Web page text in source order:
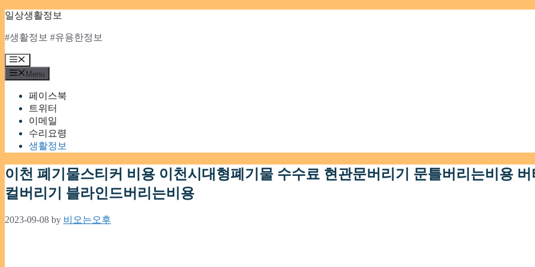
Skip
content
일상생활정보
#생활정보 #유용한정보
Menu
Menu
페이스북
트위터
이메일
수리요령
생활정보
이천 폐기물스티커 비용 이천시대형폐기물 수수료 현관문버리기 문틀버리는비용 버
컬버리기 블라인드버리는비용
2023-09-08 by 비오는오후